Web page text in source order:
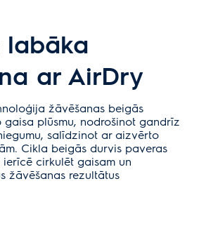
labāka
ar AirDry
žāvēšanas beigās
plūsmu, nodrošinot gandrīz
salīdzinot ar aizvērto
Cikla beigās durvis paveras
ierīcē cirkulēt gaisam un
žāvēšanas rezultātus